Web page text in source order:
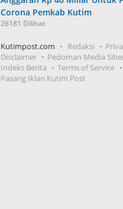
Corona Pemkab Kutim
26181 Dilihat
Kutimpost.com Redaksi
Disclaimer
Pedoman Media
Indeks Berita
Terms of Service
Pasang Iklan Kutim Post